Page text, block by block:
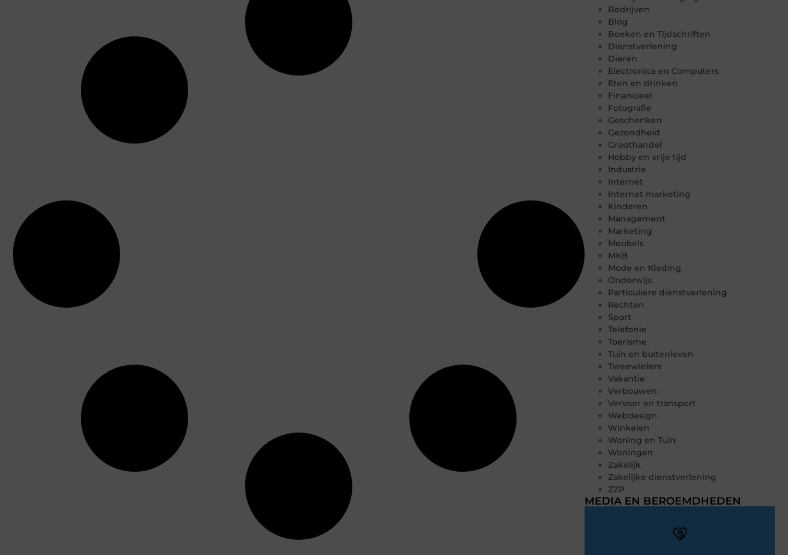
Bedrijven
Blog
Boeken en Tijdschriften
Dienstverlening
Dieren
Electronica en Computers
Eten en drinken
Financieel
Fotografie
Geschenken
Gezondheid
Groothandel
Hobby en vrije tijd
Industrie
Internet
Internet marketing
Kinderen
Management
Marketing
Meubels
MKB
Mode en Kleding
Onderwijs
Particuliere dienstverlening
Rechten
Sport
Telefonie
Toerisme
Tuin en buitenleven
Tweewielers
Vakantie
Verbouwen
Vervoer en transport
Webdesign
Winkelen
Woning en Tuin
Woningen
Zakelijk
Zakelijke dienstverlening
ZZP
MEDIA EN BEROEMDHEDEN